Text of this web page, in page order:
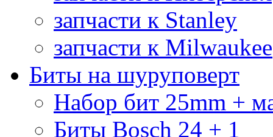
запчасти к Stanley
запчасти к Milwaukee
Биты на шуруповерт
Набор бит 25mm +
Биты Bosch 24 + 1